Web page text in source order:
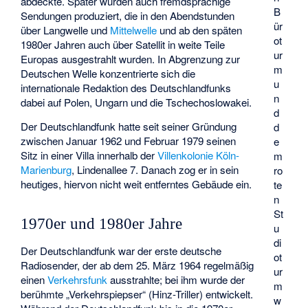
B
ür
ot
ur
m
u
n
d
d
e
m
ro
te
n
St
u
di
ot
ur
m
w
Sendungen produziert, die in den Abendstunden
über Langwelle und Mittelwelle und ab den späten
1980er Jahren auch über Satellit in weite Teile
Europas ausgestrahlt wurden. In Abgrenzung zur
Deutschen Welle konzentrierte sich die
internationale Redaktion des Deutschlandfunks
dabei auf Polen, Ungarn und die Tschechoslowakei.
Der Deutschlandfunk hatte seit seiner Gründung
zwischen Januar 1962 und Februar 1979 seinen
Sitz in einer Villa innerhalb derVillenkolonie Köln-
Marienburg, Lindenallee 7. Danach zog er in sein
heutiges, hiervon nicht weit entferntes Gebäude ein.
1970er und 1980er Jahre
Der Deutschlandfunk war der erste deutsche
Radiosender, der ab dem 25. März 1964 regelmäßig
einenVerkehrsfunk ausstrahlte; bei ihm wurde der
berühmte „Verkehrspiepser“ (Hinz-Triller) entwickelt.